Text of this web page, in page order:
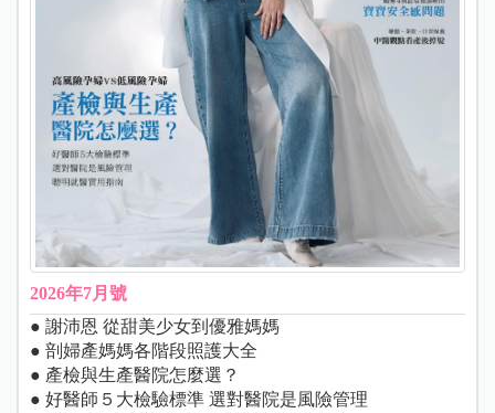
2026年7月號
● 謝沛恩 從甜美少女到優雅媽媽
● 剖婦產媽媽各階段照護大全
● 產檢與生產醫院怎麼選？
● 好醫師５大檢驗標準 選對醫院是風險管理